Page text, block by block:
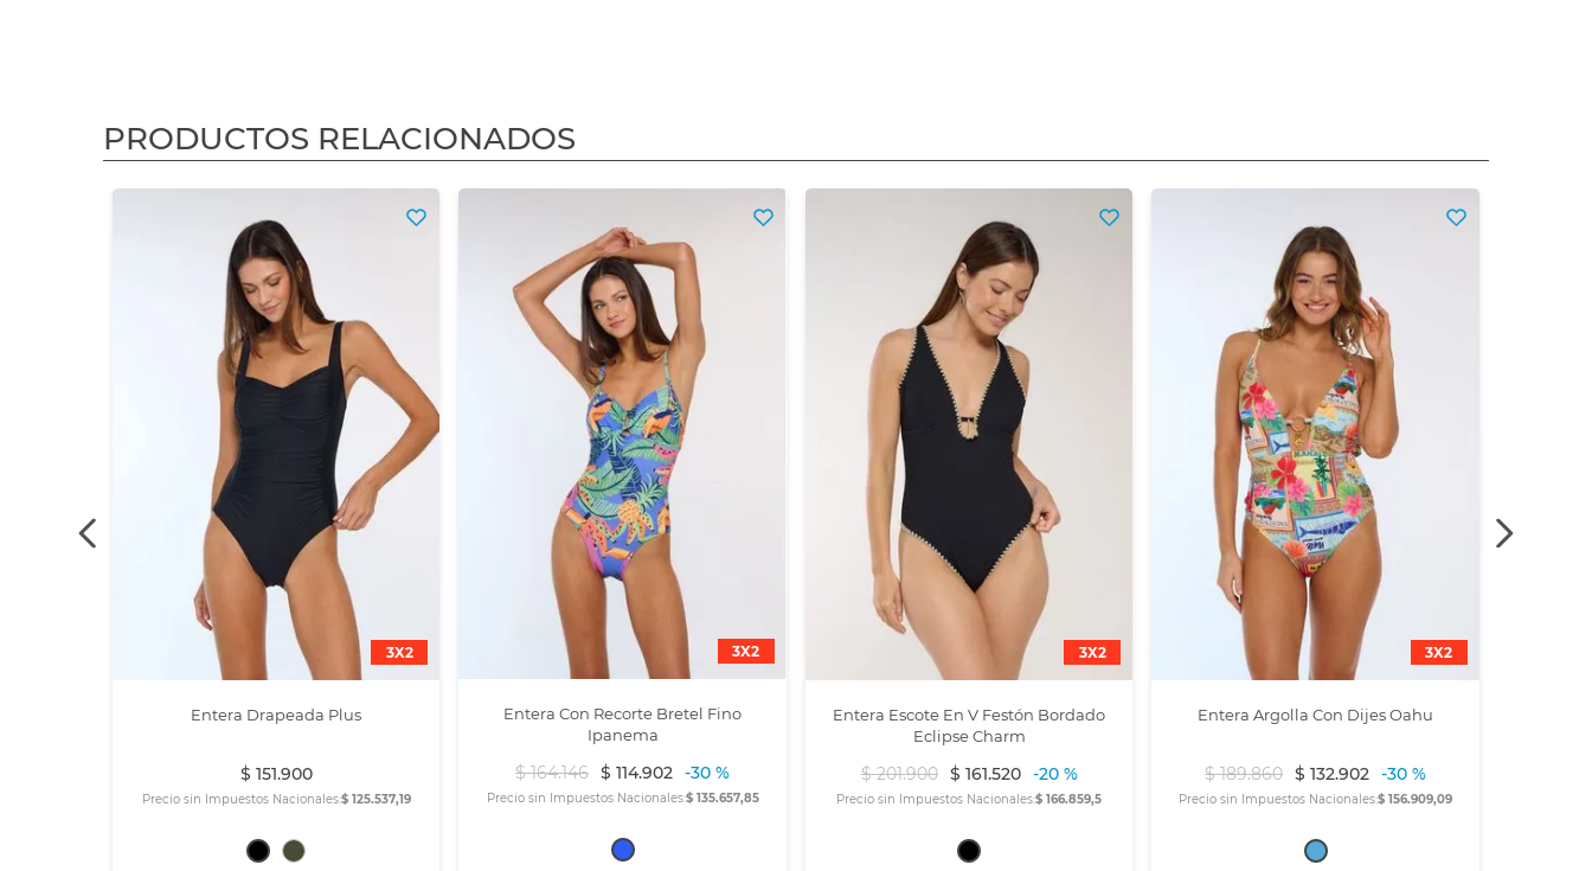
PRODUCTOS RELACIONADOS
3X2
Entera Drapeada Plus
$ 151.900
Precio sin Impuestos Nacionales:$ 125.537,19
3X2
Entera Con Recorte Bretel Fino
Ipanema
$ 164.146 $ 114.902 -30 %
Precio sin Impuestos Nacionales:$ 135.657,85
3X2
Entera Escote En V Festón Bordado
Eclipse Charm
$ 201.900 $ 161.520 -20 %
Precio sin Impuestos Nacionales:$ 166.859,5
3X2
Entera Argolla Con Dijes Oahu
$ 189.860 $ 132.902 -30 %
Precio sin Impuestos Nacionales:$ 156.909,09